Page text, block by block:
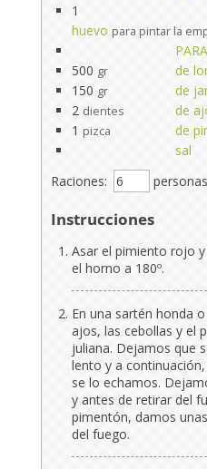
1
huevo para pintar la
500 gr de
150 gr de
2 dientes
de
1 pizca de
sal
Raciones:
personas
Instrucciones
Asar el pimiento rojo
el horno a 180º.
En una sartén honda
ajos, las cebollas y el
juliana. Dejamos que
lento y a
se lo echamos.
y antes de retirar del
pimentón, damos
del fuego.